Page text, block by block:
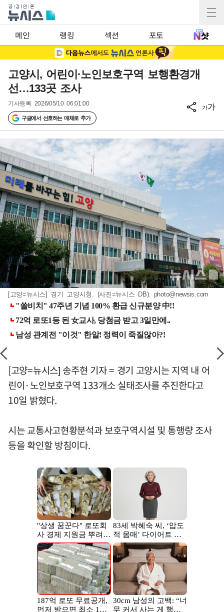
메인 랭킹 섹션 포토
고양시, 어린이·노인보호구역 보행환경개
선…133곳 조사
기사등록 2026/05/10 06:01:00
구글에서 선호하는 매체로 추가
가가
[고양=뉴시스] 경기 고양시청. (사진=뉴시스 DB). photo@newsis.com
[고양=뉴시스] 송주현 기자 = 경기 고양시는 지역 내 어
린이·노인보호구역 133개소 실태조사를 추진한다고
10일 밝혔다.
시는 교통사고현황분석과 보호구역시설 및 통행량 조사
등을 확인할 방침이다.